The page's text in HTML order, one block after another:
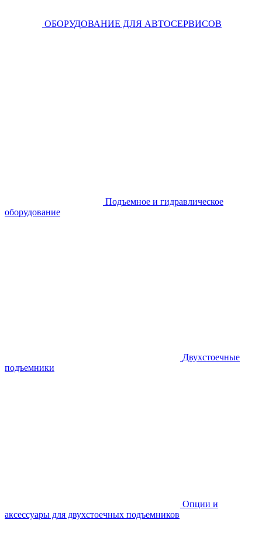
ОБОРУДОВАНИЕ ДЛЯ АВТОСЕРВИСОВ
Подъемное и гидравлическое
оборудование
Двухстоечные
подъемники
Опции и
аксессуары для двухстоечных подъемников